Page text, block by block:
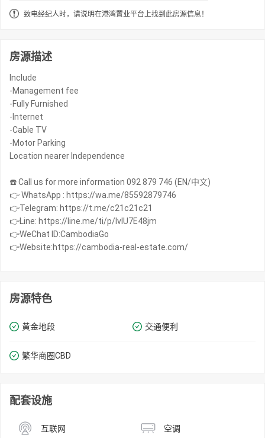
致电经纪人时，请说明在港湾置业平台上找到此房源信息！
房源描述
Include
-Management fee
-Fully Furnished
-Internet
-Cable TV
-Motor Parking
Location nearer Independence
☎️ Call us for more information 092 879 746 (EN/中文)
👉 WhatsApp : https://wa.me/85592879746
👉Telegram: https://t.me/c21c21c21
👉Line: https://line.me/ti/p/IvIU7E48jm
👉WeChat ID:CambodiaGo
👉Website:https://cambodia-real-estate.com/
房源特色
黄金地段 交通便利
繁华商圈​​CBD
配套设施
互联网 空调